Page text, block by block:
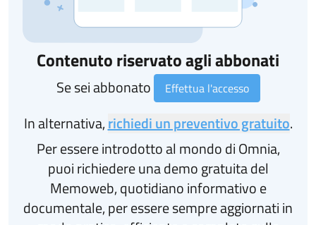
Contenuto riservato agli abbonati
Se sei abbonato Effettua l'accesso
In alternativa,richiedi un preventivo gratuito.
Per essere introdotto al mondo di Omnia,
puoi richiedere una demo gratuita del
Memoweb, quotidiano informativo e
documentale, per essere sempre aggiornati in